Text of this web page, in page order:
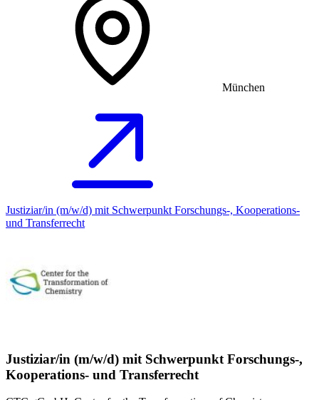
München
Justiziar/in (m/w/d) mit Schwerpunkt Forschungs-, Kooperations-
und Transferrecht
Justiziar/in (m/w/d) mit Schwerpunkt Forschungs-,
Kooperations- und Transferrecht